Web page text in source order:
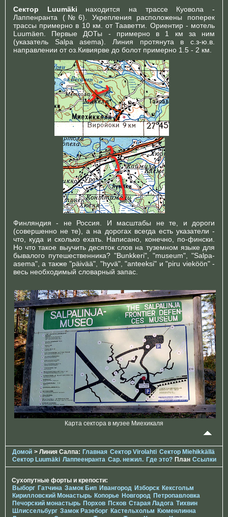
Сектор Luumäki находится на трассе Куовола -
Лаппенранта (№6). Укрепления расположены поперек
трассы примерно в 10 км. от Тааветти. Ориентир - мотель
Luumäen. Первые ДОТы - примерно в 1 км за ним
(указатель Salpa asema). Линия протянута в с.з-ю.в.
направлении от оз.Кивиярве до болот примерно 1.5 - 2 км.
Финляндия - не Россия. И масштабы не те, и дороги
(совершенно не те), а на дорогах всегда есть указатели -
что, куда и сколько ехать. Написано, конечно, по-фински.
Но что такое выучить десяток слов на туземном языке для
бывалого путешественника? "Bunkkeri", "museum", "Salpa-
asema", а также "päivää", "hyvä", "anteeksi" и "piru vieköön" -
весь необходимый словарный запас.
Карта сектора в музее Миехикаля
Домой > Линия Салпа: Главная Сектор Virolahti Сектор Miehikkällä
Сектор Luumäki Лаппеенранта Сар. нежил. Где это? План Ссылки
Сухопутные форты и крепости:
Выборг Гатчина Замок Бип Ивангород Изборск Кексгольм
Кирилловский Монастырь Копорье Новгород Петропавловка
Печорcкий монастырь Порхов Псков Старая Ладога Тихвин
Шлиссельбург Замок Разеборг Кастельхольм Кюменлинна